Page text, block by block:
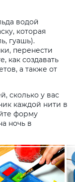
водой
которая
гуашь).
перенести
как создавать
а также от
сколько у вас
каждой нити в
форму
ночь в